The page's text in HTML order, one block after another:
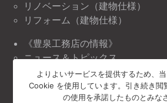
リノベーション（建物仕様）
リフォーム（建物仕様）
《豊泉工務店の情報》
ニュース＆トピックス
イベント情報
《豊泉工務店について》
よりよいサービスを提供するため、
Cookie を使用しています。引き続き閲
の使用を承諾したものとみな